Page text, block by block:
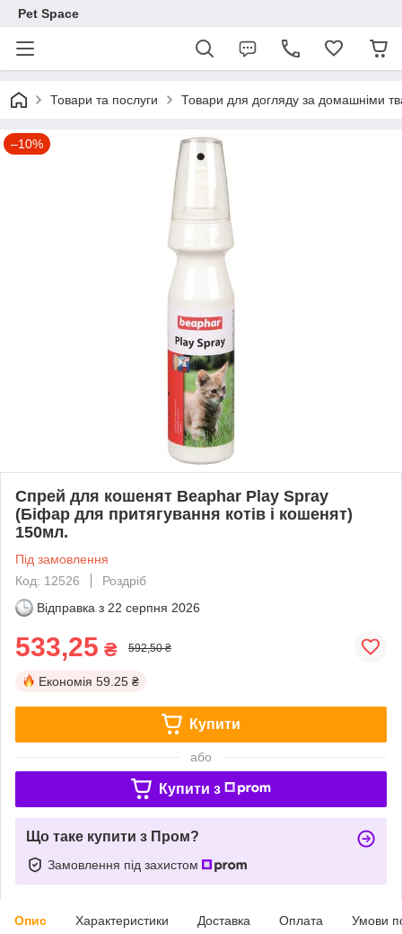
Pet Space
Товари та послуги Товари для догляду за домашніми
–10%
Спрей для кошенят Beaphar Play Spray
(Біфар для притягування котів і кошенят)
150мл.
Під замовлення
Код: 12526
Роздріб
Відправка з 22 серпня 2026
533,25 ₴ 592,50 ₴
Економія 59.25 ₴
Купити
або
Купити з
Що таке купити з Пром?
Замовлення під захистом
Опис Характеристики Доставка Оплата Умови